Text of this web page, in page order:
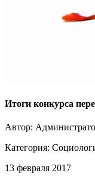
Итоги конкурса
Автор:
Категория:
13 февраля 2017